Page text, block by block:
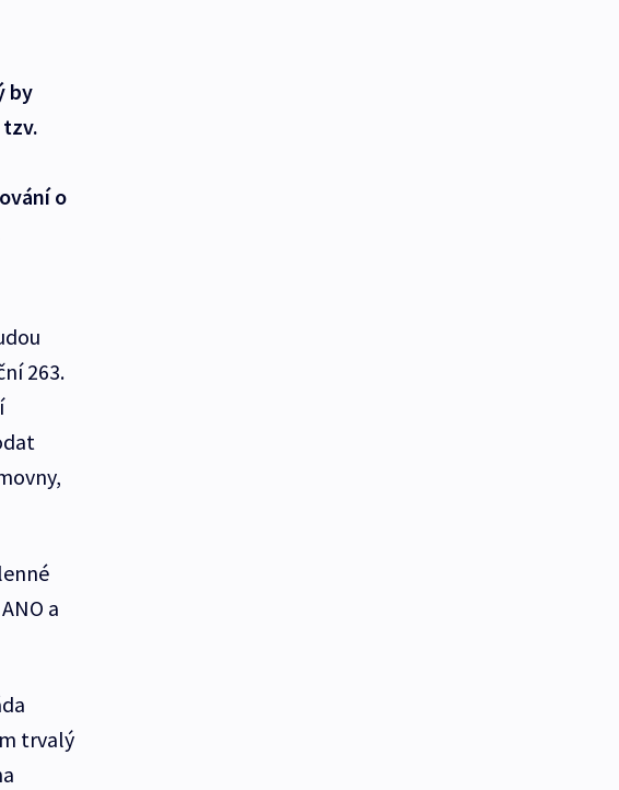
by
o
263.
a
trvalý